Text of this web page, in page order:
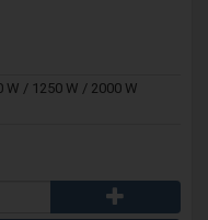
/ 1250 W / 2000 W